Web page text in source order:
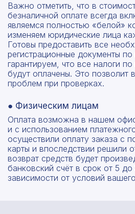
Важно отметить, что в
безналичной оплате всегда
являемся полностью «белой»
изменяем юридические лица
Готовы предоставить все
регистрационные документы
гарантируем, что все налоги
будут оплачены. Это позволит
проблем при проверках.
● Физическим лицам
Оплата возможна в нашем
и с использованием
осуществили оплату заказа с
карты и впоследствии решили
возврат средств будет
банковский счёт в срок от 5
зависимости от условий